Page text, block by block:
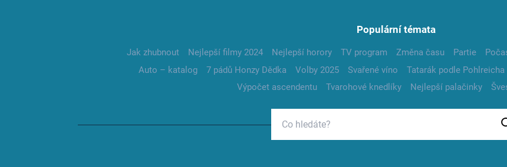
Populární témata
Jak zhubnout Nejlepší filmy 2024 Nejlepší horory TV program Změna času Partie
Auto – katalog
7 pádů Honzy Dědka Volby 2025 Svařené víno Tatarák podle Pohlreicha
Výpočet ascendentu
Tvarohové knedlíky Nejlepší palačinky